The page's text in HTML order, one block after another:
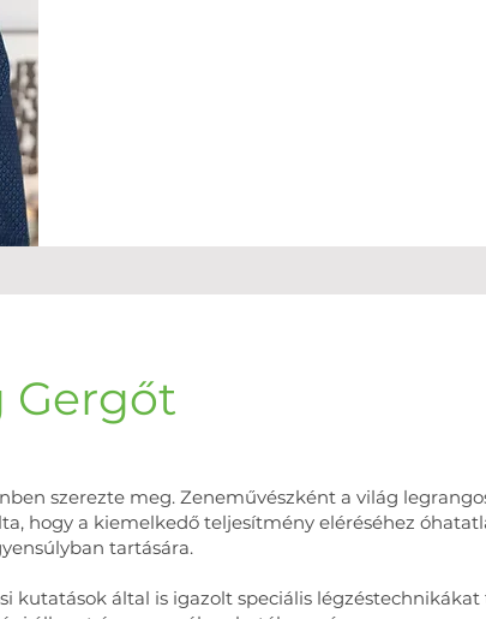
Gergőt
szerezte meg. Zeneművészként a világ
hogy a kiemelkedő teljesítmény eléréséhez
tartására.
kutatások által is igazolt speciális